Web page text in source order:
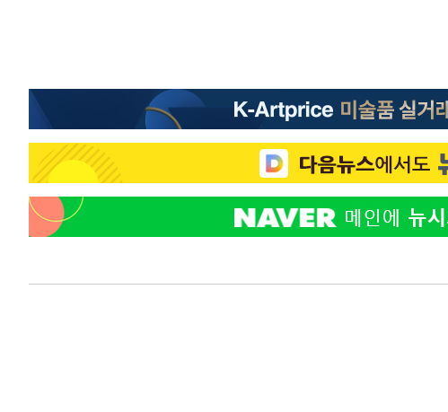
-12991초 전 >미 워싱턴주 스포캔 시의 통제불능 3개 산불, 방화선 일부 구축
-5164초 전 >
[속보] 호르무즈 해협 이란-오만 협상 기대속 뉴욕증시 혼조 마감 다
우 0.49%↑
임 3년 인터뷰
3시간 전 >[속보] "이란-오만, 호르무즈 해협 통행 항로 합의" 이란 외무부 대변인